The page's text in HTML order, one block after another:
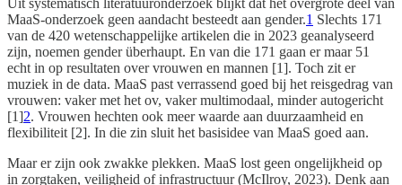
MaaS-onderzoek geen aandacht besteedt aan gender.1 Slechts 171
van de 420 wetenschappelijke artikelen die in 2023 geanalyseerd
zijn, noemen gender überhaupt. En van die 171 gaan er maar 51
echt in op resultaten over vrouwen en mannen [1]. Toch zit er
muziek in de data. MaaS past verrassend goed bij het reisgedrag van
vrouwen: vaker met het ov, vaker multimodaal, minder autogericht
[1]2. Vrouwen hechten ook meer waarde aan duurzaamheid en
flexibiliteit [2]. In die zin sluit het basisidee van MaaS goed aan.
Maar er zijn ook zwakke plekken. MaaS lost geen ongelijkheid op
in zorgtaken, veiligheid of infrastructuur (McIlroy, 2023). Denk aan